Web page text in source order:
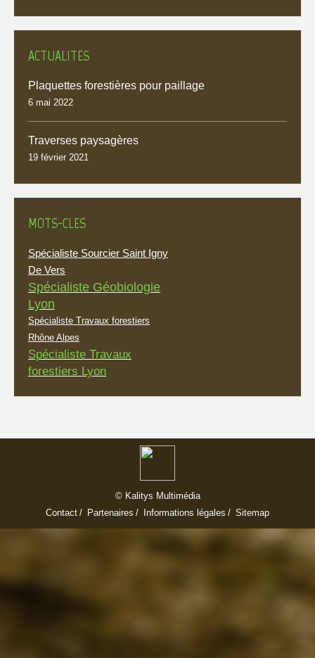
ACTUALITES
Plaquettes forestières pour paillage
6 mai 2022
Traverses paysagères
19 février 2021
MOTS-CLES
Spécialiste Sourcier Saint Igny
De Vers
Spécialiste Géobiologie
Lyon
Spécialiste Travaux forestiers
Rhône Alpes
Spécialiste Travaux
forestiers Lyon
© Kalitys Multimédia
Contact
Partenaires Informations légales Sitemap